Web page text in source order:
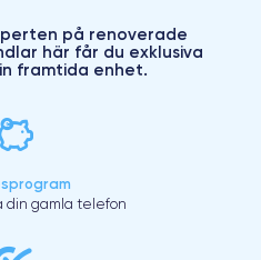
på renoverade
här får du exklusiva
framtida enhet.
din gamla telefon